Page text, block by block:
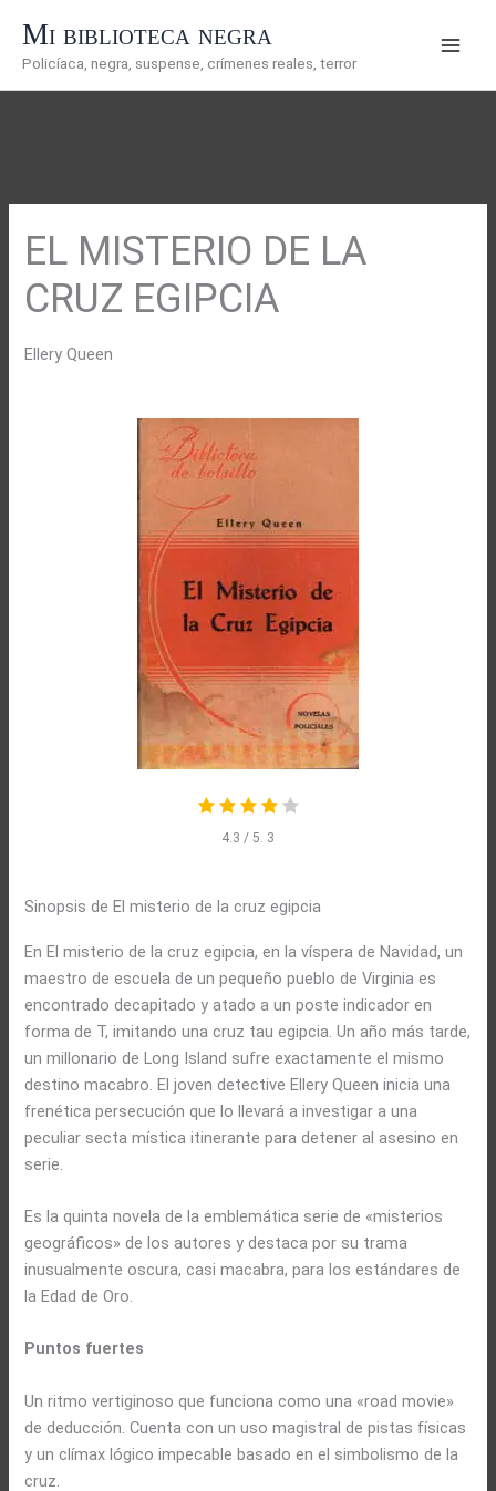
contenido
Mi biblioteca negra
Policíaca, negra, suspense, crímenes reales, terror
EL MISTERIO DE LA
CRUZ EGIPCIA
Ellery Queen
4.3 / 5. 3
Sinopsis de El misterio de la cruz egipcia
En El misterio de la cruz egipcia, en la víspera de Navidad, un
maestro de escuela de un pequeño pueblo de Virginia es
encontrado decapitado y atado a un poste indicador en
forma de T, imitando una cruz tau egipcia. Un año más tarde,
un millonario de Long Island sufre exactamente el mismo
destino macabro. El joven detective Ellery Queen inicia una
frenética persecución que lo llevará a investigar a una
peculiar secta mística itinerante para detener al asesino en
serie.
Es la quinta novela de la emblemática serie de «misterios
geográficos» de los autores y destaca por su trama
inusualmente oscura, casi macabra, para los estándares de
la Edad de Oro.
Puntos fuertes
Un ritmo vertiginoso que funciona como una «road movie»
de deducción. Cuenta con un uso magistral de pistas físicas
y un clímax lógico impecable basado en el simbolismo de la
cruz.